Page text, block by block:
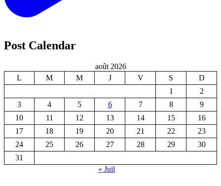
Post Calendar
août 2026
L
M M J V S
D
1
2
3
4 5 6 7 8
9
10
11 12 13 14 15
16
17
18 19 20 21 22
23
24
25 26 27 28 29
30
31
« Juil